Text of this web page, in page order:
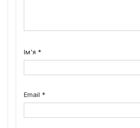
Ім'я *
Email *